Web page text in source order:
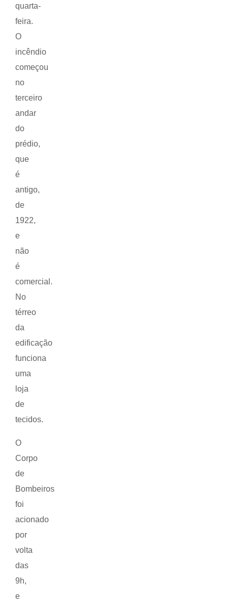
quarta-
feira.
O
incêndio
começou
no
terceiro
andar
do
prédio,
que
é
antigo,
de
1922,
e
não
é
comercial.
No
térreo
da
edificação
funciona
uma
loja
de
tecidos.
O
Corpo
de
Bombeiros
foi
acionado
por
volta
das
9h,
e